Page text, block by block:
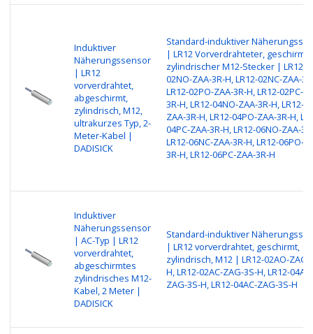
Induktiver
Näherungssensor
| LR12
vorverdrahtet,
abgeschirmt,
zylindrisch, M12,
ultrakurzes Typ, 2-
Meter-Kabel |
DADISICK
Standard-induktiver
| LR12 Vorverdrahteter,
zylindrischer M12-Stecker | LR12-
02NO-ZAA-3R-H, LR12-02NC-ZAA-
LR12-02PO-ZAA-3R-H, LR12-02PC-
3R-H, LR12-04NO-ZAA-3R-H, LR12-
ZAA-3R-H, LR12-04PO-ZAA-3R-H,
04PC-ZAA-3R-H, LR12-06NO-ZAA-
LR12-06NC-ZAA-3R-H, LR12-06PO-
3R-H, LR12-06PC-ZAA-3R-H
Induktiver
Näherungssensor
| AC-Typ | LR12
vorverdrahtet,
abgeschirmtes
zylindrisches M12-
Kabel, 2 Meter |
DADISICK
Standard-induktiver
| LR12 vorverdrahtet, geschirmt,
zylindrisch, M12 | LR12-02AO-ZAG-
H, LR12-02AC-ZAG-3S-H, LR12-
ZAG-3S-H, LR12-04AC-ZAG-3S-H